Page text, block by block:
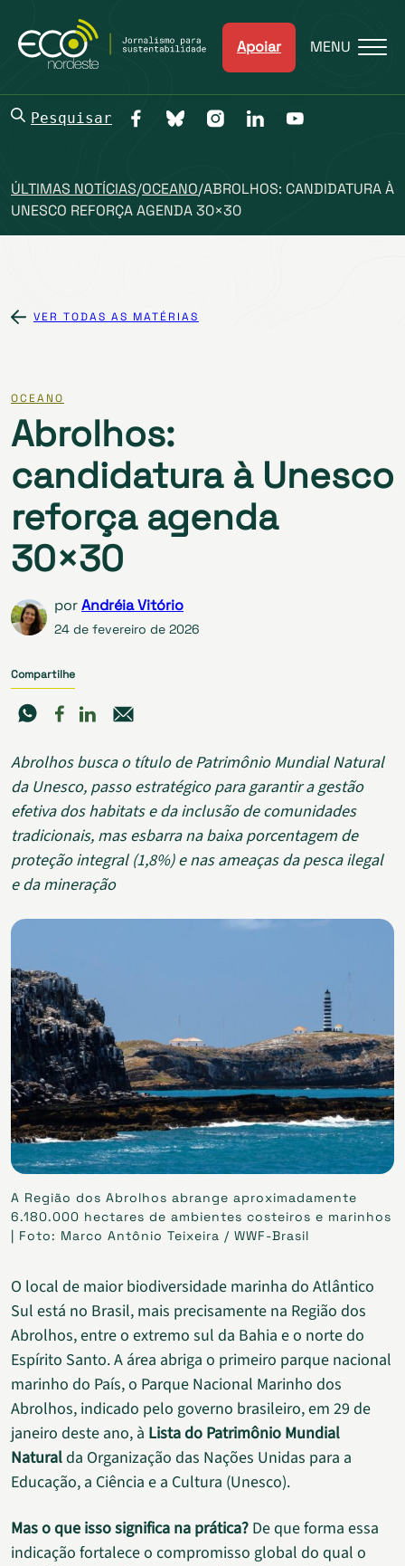
Apoiar MENU
Pesquisar
ÚLTIMAS NOTÍCIAS/OCEANO/ABROLHOS: CANDIDATURA À
UNESCO REFORÇA AGENDA 30×30
VER TODAS AS MATÉRIAS
OCEANO
Abrolhos:
candidatura à Unesco
reforça agenda
30×30
porAndréia Vitório
24 de fevereiro de 2026
Compartilhe
Abrolhos busca o título de Patrimônio Mundial Natural
da Unesco, passo estratégico para garantir a gestão
efetiva dos habitats e da inclusão de comunidades
tradicionais, mas esbarra na baixa porcentagem de
proteção integral (1,8%) e nas ameaças da pesca ilegal
e da mineração
A Região dos Abrolhos abrange aproximadamente
6.180.000 hectares de ambientes costeiros e marinhos
| Foto: Marco Antônio Teixeira / WWF-Brasil
O local de maior biodiversidade marinha do Atlântico
Sul está no Brasil, mais precisamente na Região dos
Abrolhos, entre o extremo sul da Bahia e o norte do
Espírito Santo. A área abriga o primeiro parque nacional
marinho do País, o Parque Nacional Marinho dos
Abrolhos, indicado pelo governo brasileiro, em 29 de
janeiro deste ano, à Lista do Patrimônio Mundial
Naturalda Organização das Nações Unidas para a
Educação, a Ciência e a Cultura (Unesco).
Mas o que isso significa na prática? De que forma essa
indicação fortalece o compromisso global do qual o